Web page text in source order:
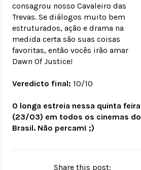
consagrou nosso Cavaleiro das
Trevas. Se diálogos muito bem
estruturados, ação e drama na
medida certa são suas coisas
favoritas, então vocês irão amar
Dawn Of Justice!
Veredicto final: 10/10
O longa estreia nessa quinta feira
(23/03) em todos os cinemas do
Brasil. Não percam! ;)
Share this post: